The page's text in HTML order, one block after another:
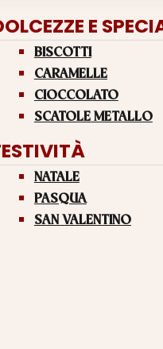
E
BISCOTTI
CARAMELLE
CIOCCOLATO
SCATOLE METALLO
NATALE
PASQUA
SAN VALENTINO